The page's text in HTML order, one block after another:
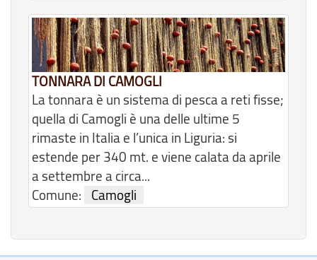
TONNARA DI CAMOGLI
La tonnara è un sistema di pesca a reti fisse;
quella di Camogli è una delle ultime 5
rimaste in Italia e l’unica in Liguria: si
estende per 340 mt. e viene calata da aprile
a settembre a circa...
Comune:
Camogli